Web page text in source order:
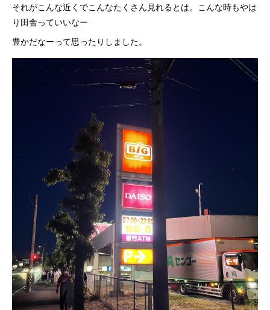
それがこんな近くでこんなたくさん見れるとは。こんな時もやは
り田舎っていいなー
豊かだなーって思ったりしました。